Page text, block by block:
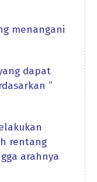
menangani
dapat
”
rentang
arahnya